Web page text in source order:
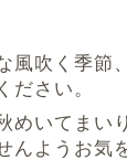
風吹く季節
ださい。
めいてまい
んようお気